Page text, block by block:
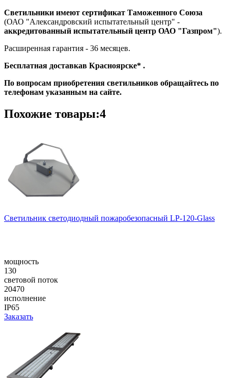
Светильники имеют сертификат Таможенного Союза
(ОАО "Александровский испытательный центр" -
аккредитованный испытательный центр ОАО "Газпром").
Расширенная гарантия - 36 месяцев.
Бесплатная доставкав Красноярске* .
По вопросам приобретения светильников обращайтесь по
телефонам указанным на сайте.
Похожие товары:4
Светильник светодиодный пожаробезопасный LP-120-Glass
мощность
130
световой поток
20470
исполнение
IP65
Заказать